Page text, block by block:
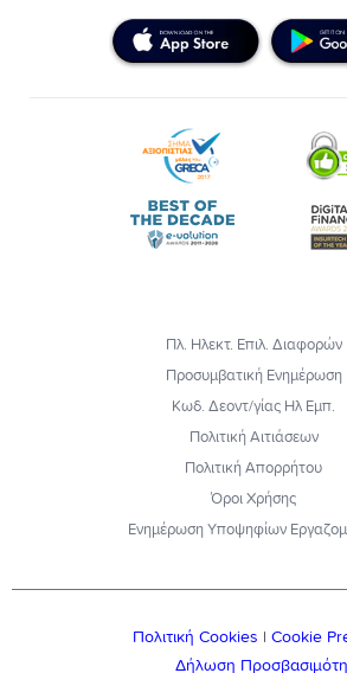
Πλ. Ηλεκτ. Επιλ. Διαφορών
Προσυμβατική Ενημέρωση
Κωδ. Δεοντ/γίας Ηλ Εμπ.
Πολιτική Αιτιάσεων
Πολιτική Απορρήτου
Όροι Χρήσης
Ενημέρωση Υποψηφίων
Πολιτική Cookies
Cookie
Δήλωση